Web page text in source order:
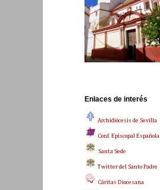
Enlaces de interés
Archidiócesis de Sevilla
Conf. Episcopal Española
Santa Sede
Twitter del Santo Padre
Cáritas Diocesana